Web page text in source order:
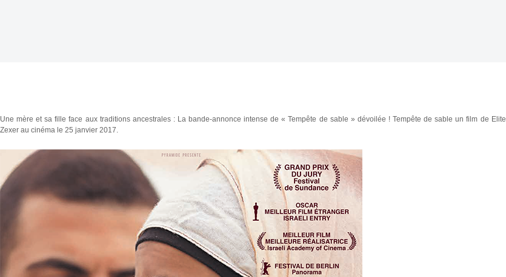
Une mère et sa fille face aux traditions ancestrales : La bande-annonce intense de « Tempête de sable » dévoilée ! Tempête de sable un film de Elite
Zexer au cinéma le 25 janvier 2017.